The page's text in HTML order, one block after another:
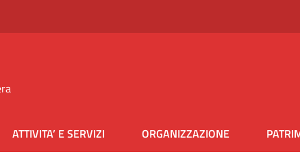
ATTIVITA’ E SERVIZI ORGANIZZAZIONE